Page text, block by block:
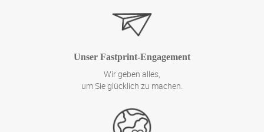
Unser Fastprint-Engagement
Wir geben alles,
um Sie glücklich zu machen.